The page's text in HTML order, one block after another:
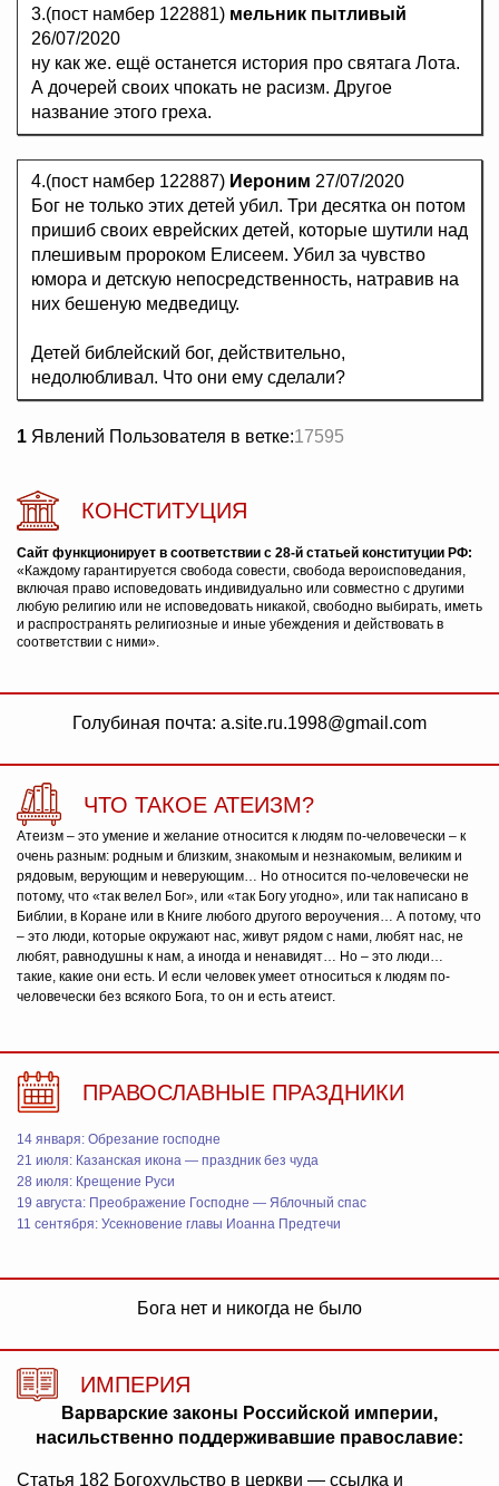
3.(пост намбер 122881) мельник пытливый
26/07/2020
ну как же. ещё останется история про святага Лота.
А дочерей своих чпокать не расизм. Другое
название этого греха.
4.(пост намбер 122887) Иероним 27/07/2020
Бог не только этих детей убил. Три десятка он потом
пришиб своих еврейских детей, которые шутили над
плешивым пророком Елисеем. Убил за чувство
юмора и детскую непосредственность, натравив на
них бешеную медведицу.
Детей библейский бог, действительно,
недолюбливал. Что они ему сделали?
1 Явлений Пользователя в ветке:17595
КОНСТИТУЦИЯ
Сайт функционирует в соответствии с 28-й статьей конституции РФ:
«Каждому гарантируется свобода совести, свобода вероисповедания,
включая право исповедовать индивидуально или совместно с другими
любую религию или не исповедовать никакой, свободно выбирать, иметь
и распространять религиозные и иные убеждения и действовать в
соответствии с ними».
Голубиная почта: a.site.ru.1998@gmail.com
ЧТО ТАКОЕ АТЕИЗМ?
Атеизм – это умение и желание относится к людям по-человечески – к
очень разным: родным и близким, знакомым и незнакомым, великим и
рядовым, верующим и неверующим… Но относится по-человечески не
потому, что «так велел Бог», или «так Богу угодно», или так написано в
Библии, в Коране или в Книге любого другого вероучения… А потому, что
– это люди, которые окружают нас, живут рядом с нами, любят нас, не
любят, равнодушны к нам, а иногда и ненавидят… Но – это люди…
такие, какие они есть. И если человек умеет относиться к людям по-
человечески без всякого Бога, то он и есть атеист.
ПРАВОСЛАВНЫЕ ПРАЗДНИКИ
14 января: Обрезание господне
21 июля: Казанская икона — праздник без чуда
28 июля: Крещение Руси
19 августа: Преображение Господне — Яблочный спас
11 сентября: Усекновение главы Иоанна Предтечи
Бога нет и никогда не было
ИМПЕРИЯ
Варварские законы Российской империи,
насильственно поддерживавшие православие:
Статья 182 Богохульство в церкви — ссылка и